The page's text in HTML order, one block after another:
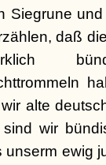
Siegrune
daß
alte
wir
ewig